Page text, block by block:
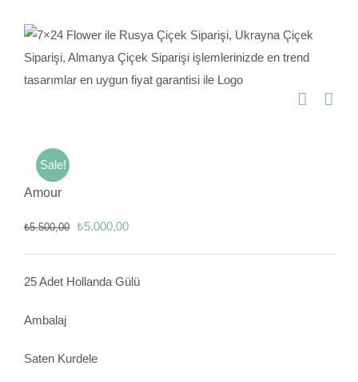
content
Sale!
Amour
₺5.500,00 Orijinal
₺5.000,00Şu
25 Adet Hollanda Gülü
Ambalaj
Saten Kurdele